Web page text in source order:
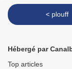
< plouff
Hébergé par
Top articles